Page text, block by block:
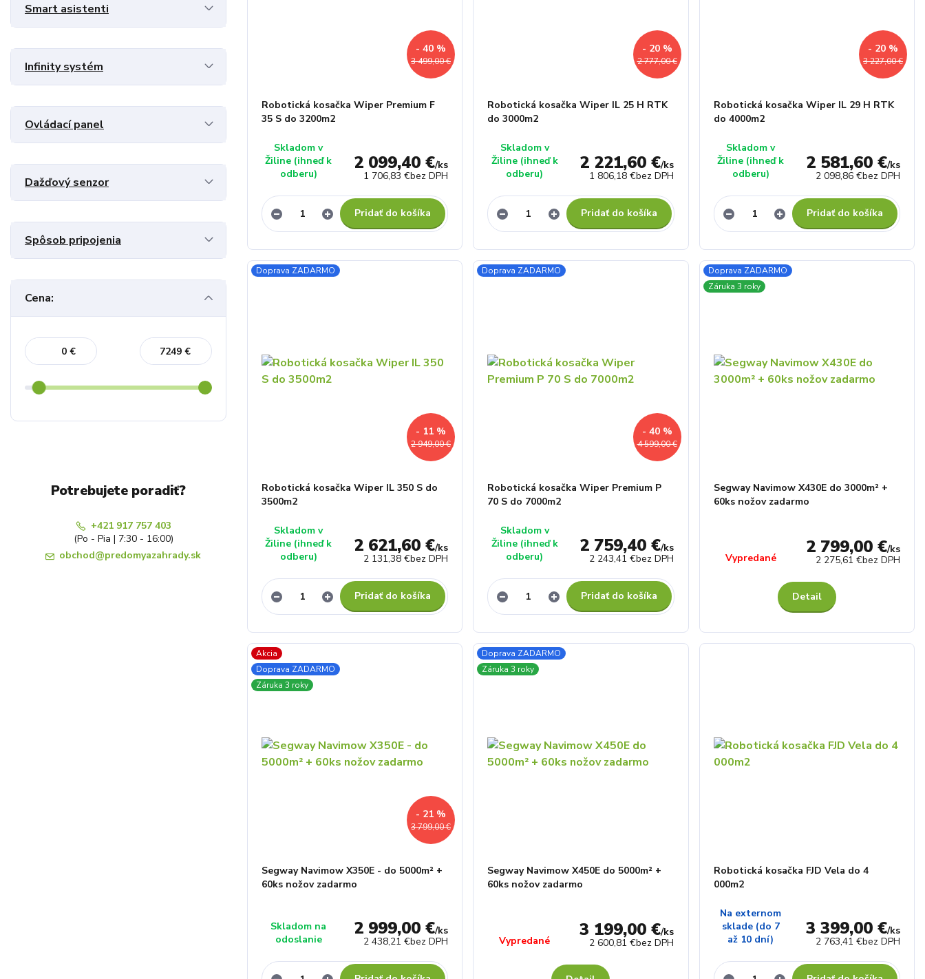
3 499,00 €
- 40 %
Robotická kosačka Wiper Premium F
35 S do 3200m2
2 099,40 €/ks
1 706,83 €bez DPH
Skladom v
Žiline (ihneď k
odberu)
Pridať do košíka
2 777,00 €
- 20 %
Robotická kosačka Wiper IL 25 H RTK
do 3000m2
2 221,60 €/ks
1 806,18 €bez DPH
Skladom v
Žiline (ihneď k
odberu)
Pridať do košíka
3 227,00 €
- 20 %
Robotická kosačka Wiper IL 29 H RTK
do 4000m2
2 581,60 €/ks
2 098,86 €bez DPH
Skladom v
Žiline (ihneď k
odberu)
Pridať do košíka
Doprava ZADARMO
2 949,00 €
- 11 %
Robotická kosačka Wiper IL 350 S do
3500m2
2 621,60 €/ks
2 131,38 €bez DPH
Skladom v
Žiline (ihneď k
odberu)
Pridať do košíka
Doprava ZADARMO
4 599,00 €
- 40 %
Robotická kosačka Wiper Premium P
70 S do 7000m2
2 759,40 €/ks
2 243,41 €bez DPH
Skladom v
Žiline (ihneď k
odberu)
Pridať do košíka
Doprava ZADARMO
Záruka 3 roky
Segway Navimow X430E do 3000m² +
60ks nožov zadarmo
2 799,00 €/ks
2 275,61 €bez DPH
Vypredané
Detail
Akcia
Doprava ZADARMO
Záruka 3 roky
3 799,00 €
- 21 %
Segway Navimow X350E - do 5000m² +
60ks nožov zadarmo
2 999,00 €/ks
2 438,21 €bez DPH
Skladom na
odoslanie
Doprava ZADARMO
Záruka 3 roky
Segway Navimow X450E do 5000m² +
60ks nožov zadarmo
3 199,00 €/ks
2 600,81 €bez DPH
Vypredané
Robotická kosačka FJD Vela do 4
000m2
3 399,00 €/ks
2 763,41 €bez DPH
Na externom
sklade (do 7
až 10 dní)
Cena:
€ €
Smart asistenti
Infinity systém
Ovládací panel
Dažďový senzor
Spôsob pripojenia
Potrebujete poradiť?
+421 917 757 403
(Po - Pia | 7:30 - 16:00)
obchod@predomyazahrady.sk